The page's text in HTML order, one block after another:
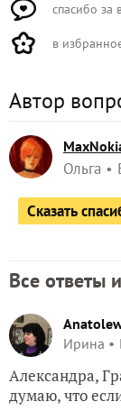
спасибо за
в
Автор
Ольга
Сказать
Все ответы
Ирина
Александра,
думаю, что